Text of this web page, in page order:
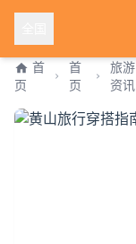
首
页
首
页
旅游
资讯